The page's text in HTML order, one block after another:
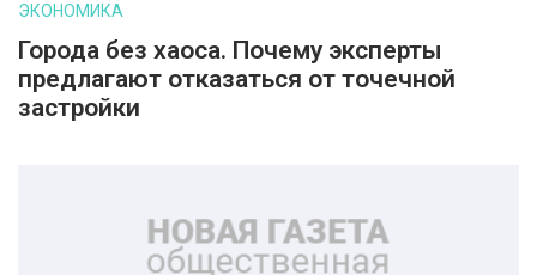
ЭКОНОМИКА
Города без хаоса. Почему эксперты
предлагают отказаться от точечной
застройки